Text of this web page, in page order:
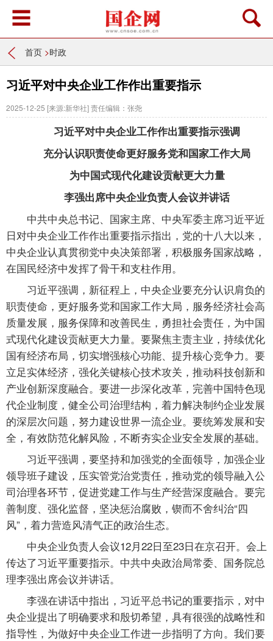
首页 >时政
习近平对中央企业工作作出重要指示
2025-12-25 [来源:新华社]责任编辑：张尧
习近平对中央企业工作作出重要指示强调
充分认识职责使命更好服务党和国家工作大局
为中国式现代化建设贡献更大力量
李强出席中央企业负责人会议并讲话
中共中央总书记、国家主席、中央军委主席习近平近
日对中央企业工作作出重要指示指出，党的十八大以来，
中央企业认真贯彻党中央决策部署，积极服务国家战略，
在国民经济中发挥了骨干和支柱作用。
习近平强调，新征程上，中央企业要充分认识肩负的
职责使命，更好服务党和国家工作大局，服务经济社会高
质量发展，服务保障和改善民生，勇担社会责任，为中国
式现代化建设贡献更大力量。要聚焦主责主业，持续优化
国有经济布局，切实增强核心功能、提升核心竞争力。要
立足实体经济，强化关键核心技术攻关，推动科技创新和
产业创新深度融合。要进一步深化改革，完善中国特色现
代企业制度，健全公司治理结构，着力解决制约企业发展
的深层次问题，努力建设世界一流企业。要统筹发展和安
全，有效防范化解风险，不断夯实企业安全发展的基础。
习近平强调，要坚持和加强党的全面领导，加强企业
领导班子建设，压实管党治党责任，推动党的领导融入公
司治理各环节，促进党建工作与生产经营深度融合。要完
善制度、强化监督，坚决惩治腐败，锲而不舍纠治“四
风”，着力营造风清气正的政治生态。
中央企业负责人会议12月22日至23日在京召开。会上
传达了习近平重要指示。中共中央政治局常委、国务院总
理李强出席会议并讲话。
李强在讲话中指出，习近平总书记的重要指示，对中
央企业提出了明确要求和殷切希望，具有很强的战略性和
指导性，为做好中央企业工作进一步指明了方向。我们要